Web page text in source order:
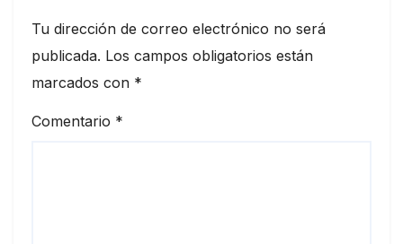
Tu dirección de correo electrónico no será
publicada. Los campos obligatorios están
marcados con *
Comentario *